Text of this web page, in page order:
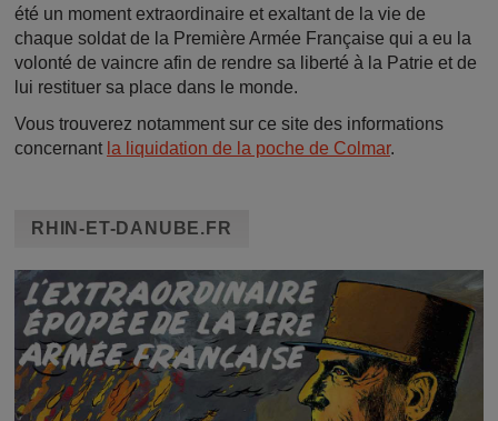
été un moment extraordinaire et exaltant de la vie de
chaque soldat de la Première Armée Française qui a eu la
volonté de vaincre afin de rendre sa liberté à la Patrie et de
lui restituer sa place dans le monde.
Vous trouverez notamment sur ce site des informations
concernant la liquidation de la poche de Colmar.
RHIN-ET-DANUBE.FR
Image